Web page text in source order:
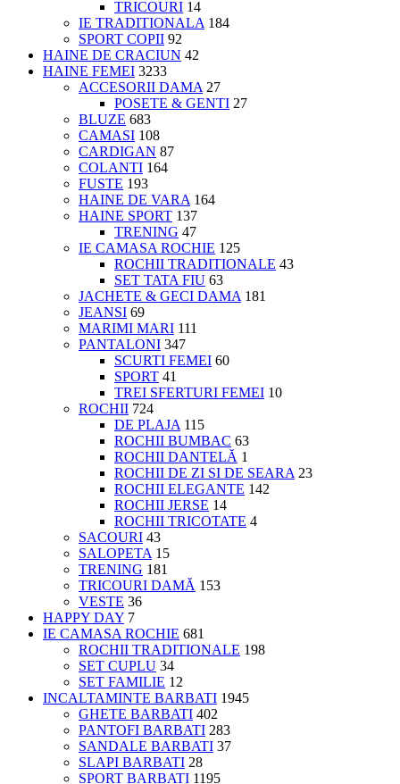
TRICOURI 14
IE TRADITIONALA 184
SPORT COPII 92
HAINE DE CRACIUN 42
HAINE FEMEI 3233
ACCESORII DAMA 27
POSETE & GENTI 27
BLUZE 683
CAMASI 108
CARDIGAN 87
COLANTI 164
FUSTE 193
HAINE DE VARA 164
HAINE SPORT 137
TRENING 47
IE CAMASA ROCHIE 125
ROCHII TRADITIONALE 43
SET TATA FIU 63
JACHETE & GECI DAMA 181
JEANSI 69
MARIMI MARI 111
PANTALONI 347
SCURTI FEMEI 60
SPORT 41
TREI SFERTURI FEMEI 10
ROCHII 724
DE PLAJA 115
ROCHII BUMBAC 63
ROCHII DANTELĂ 1
ROCHII DE ZI SI DE SEARA 23
ROCHII ELEGANTE 142
ROCHII JERSE 14
ROCHII TRICOTATE 4
SACOURI 43
SALOPETA 15
TRENING 181
TRICOURI DAMĂ 153
VESTE 36
HAPPY DAY 7
IE CAMASA ROCHIE 681
ROCHII TRADITIONALE 198
SET CUPLU 34
SET FAMILIE 12
INCALTAMINTE BARBATI 1945
GHETE BARBATI 402
PANTOFI BARBATI 283
SANDALE BARBATI 37
SLAPI BARBATI 28
SPORT BARBATI 1195